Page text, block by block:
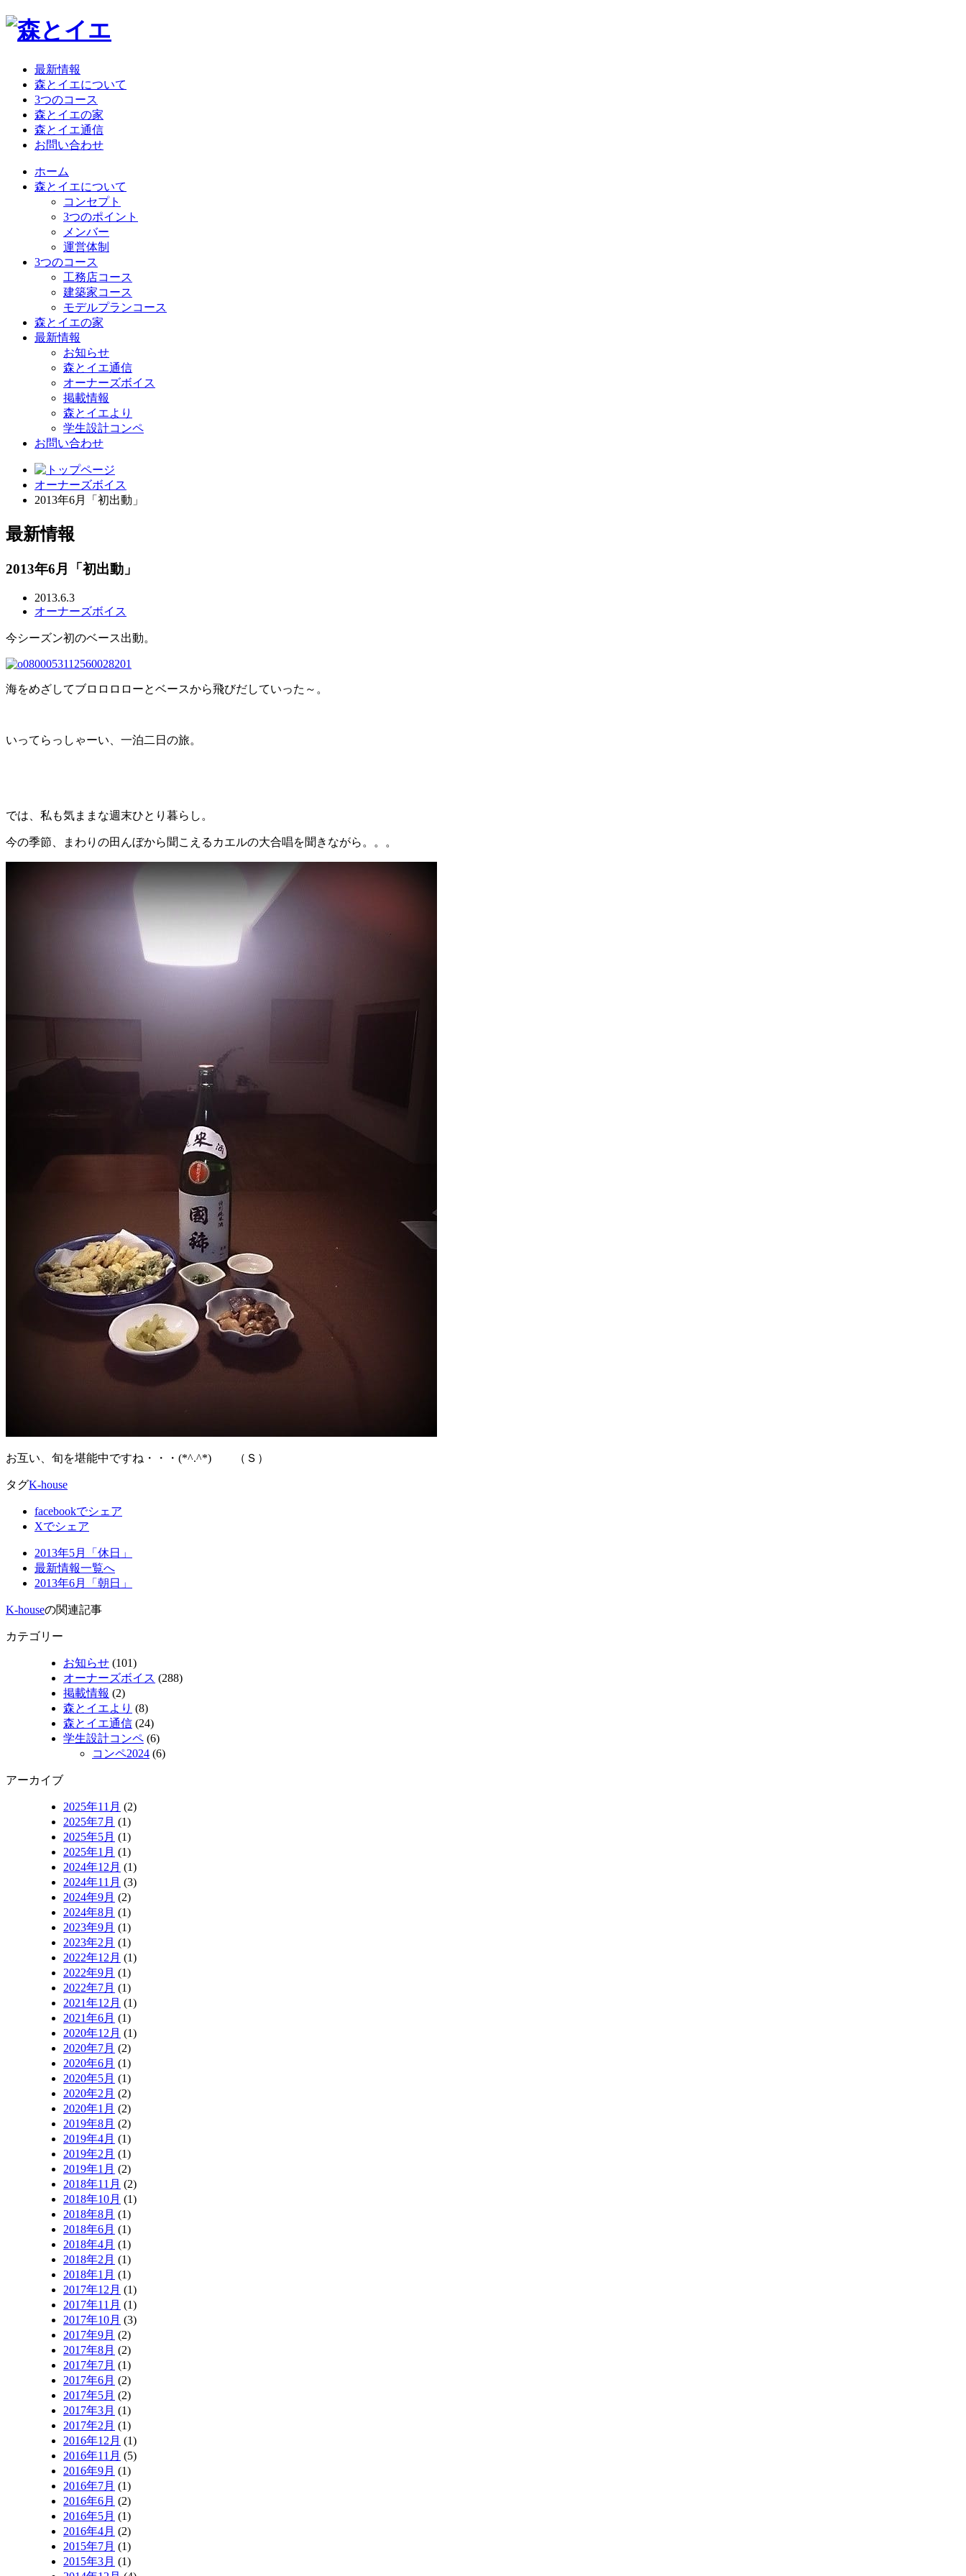
最新情報
森とイエについて
3つのコース
森とイエの家
森とイエ通信
お問い合わせ
ホーム
森とイエについて
コンセプト
3つのポイント
メンバー
運営体制
3つのコース
工務店コース
建築家コース
モデルプランコース
森とイエの家
最新情報
お知らせ
森とイエ通信
オーナーズボイス
掲載情報
森とイエより
学生設計コンペ
お問い合わせ
オーナーズボイス
2013年6月「初出動」
最新情報
2013年6月「初出動」
2013.6.3
オーナーズボイス
今シーズン初のベース出動。
海をめざしてブロロロローとベースから飛びだしていった～。
いってらっしゃーい、一泊二日の旅。
では、私も気ままな週末ひとり暮らし。
今の季節、まわりの田んぼから聞こえるカエルの大合唱を聞きながら。。。
お互い、旬を堪能中ですね・・・(*^.^*) （Ｓ）
タグK-house
facebookでシェア
Xでシェア
2013年5月「休日」
最新情報一覧へ
2013年6月「朝日」
K-houseの関連記事
カテゴリー
お知らせ (101)
オーナーズボイス (288)
掲載情報 (2)
森とイエより (8)
森とイエ通信 (24)
学生設計コンペ (6)
コンペ2024 (6)
アーカイブ
2025年11月 (2)
2025年7月 (1)
2025年5月 (1)
2025年1月 (1)
2024年12月 (1)
2024年11月 (3)
2024年9月 (2)
2024年8月 (1)
2023年9月 (1)
2023年2月 (1)
2022年12月 (1)
2022年9月 (1)
2022年7月 (1)
2021年12月 (1)
2021年6月 (1)
2020年12月 (1)
2020年7月 (2)
2020年6月 (1)
2020年5月 (1)
2020年2月 (2)
2020年1月 (2)
2019年8月 (2)
2019年4月 (1)
2019年2月 (1)
2019年1月 (2)
2018年11月 (2)
2018年10月 (1)
2018年8月 (1)
2018年6月 (1)
2018年4月 (1)
2018年2月 (1)
2018年1月 (1)
2017年12月 (1)
2017年11月 (1)
2017年10月 (3)
2017年9月 (2)
2017年8月 (2)
2017年7月 (1)
2017年6月 (2)
2017年5月 (2)
2017年3月 (1)
2017年2月 (1)
2016年12月 (1)
2016年11月 (5)
2016年9月 (1)
2016年7月 (1)
2016年6月 (2)
2016年5月 (1)
2016年4月 (2)
2015年7月 (1)
2015年3月 (1)